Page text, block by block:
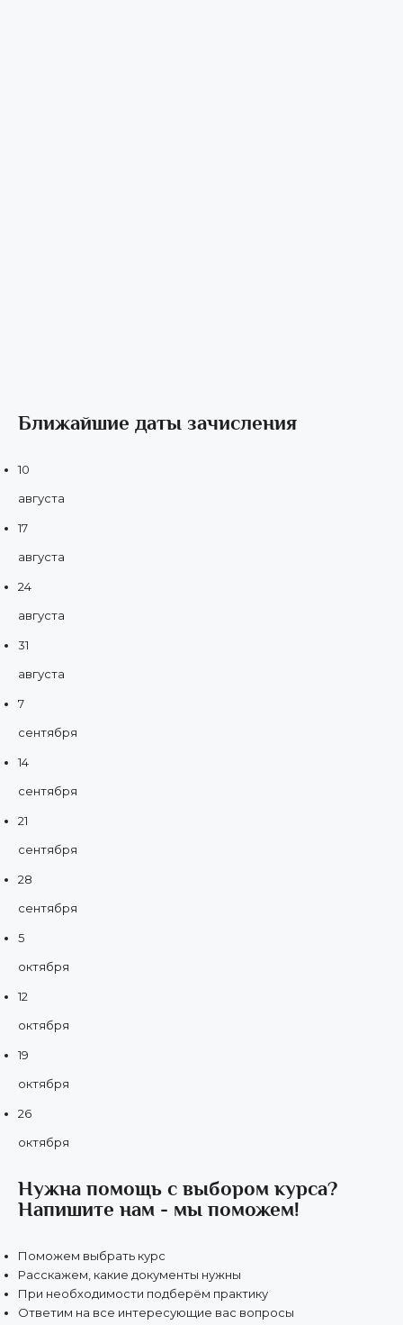
Ближайшие даты зачисления
10
августа
17
августа
24
августа
31
августа
7
сентября
14
сентября
21
сентября
28
сентября
5
октября
12
октября
19
октября
26
октября
Нужна помощь с выбором курса?
Напишите нам - мы поможем!
Поможем выбрать курс
Расскажем, какие документы нужны
При необходимости подберём практику
Ответим на все интересующие вас вопросы